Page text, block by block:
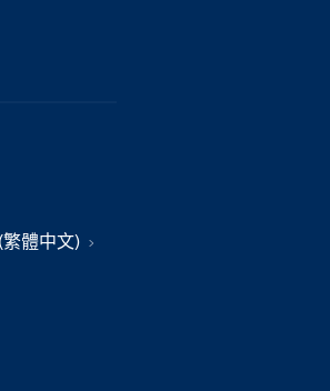
體中文)